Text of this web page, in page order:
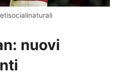
nuovi